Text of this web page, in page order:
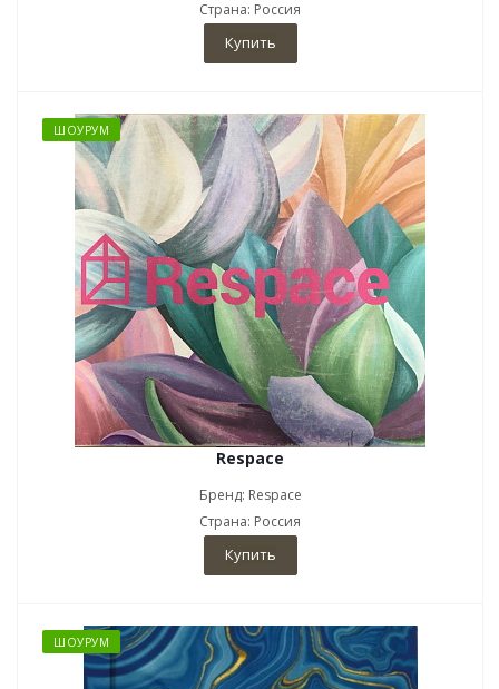
Страна: Россия
Купить
ШОУРУМ
Respace
Бренд: Respace
Страна: Россия
Купить
ШОУРУМ